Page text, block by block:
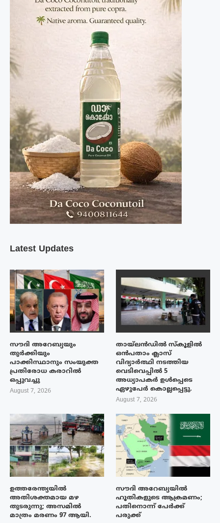
Latest Updates
സൗദി അറേബ്യയും
തുർക്കിയും
പാക്കിസ്ഥാനും സംയുക്ത
പ്രതിരോധ കരാറിൽ
ഒപ്പുവച്ചു
August 7, 2026
തായ്‌ലൻഡിൽ സ്കൂളിൽ
ഒൻപതാം ക്ലാസ്
വിദ്യാർത്ഥി നടത്തിയ
വെടിവെപ്പിൽ 5
അധ്യാപകർ ഉൾപ്പെടെ
ഏഴുപേർ കൊല്ലപ്പെട്ടു.
August 7, 2026
ഉത്തരേന്ത്യയിൽ
അതിശക്തമായ മഴ
തുടരുന്നു; അസമിൽ
മാത്രം മരണം 97 ആയി.
സൗദി അറേബ്യയിൽ
ഹൂതികളുടെ ആക്രമണം;
പതിനൊന്ന് പേർക്ക്
പരുക്ക്